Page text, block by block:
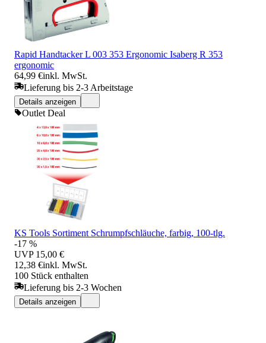
Rapid Handtacker L 003 353 Ergonomic Isaberg R 353
ergonomic
64,99 €inkl. MwSt.
Lieferung bis 2-3 Arbeitstage
Details anzeigen
Outlet Deal
KS Tools Sortiment Schrumpfschläuche, farbig, 100-tlg.
-17 %
UVP 15,00 €
12,38 €inkl. MwSt.
100 Stück enthalten
Lieferung bis 2-3 Wochen
Details anzeigen